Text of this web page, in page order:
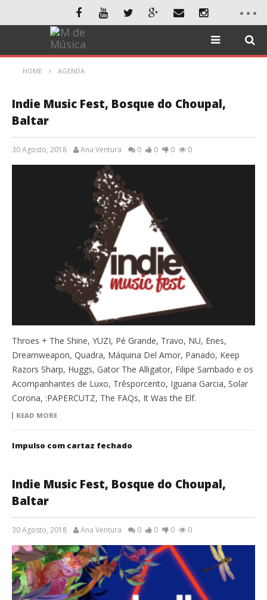
HOME AGENDA
Indie Music Fest, Bosque do Choupal,
Baltar
30 Agosto, 2018 Ana Ventura 0 0 0 0
Throes + The Shine, YUZI, Pé Grande, Travo, NU, Enes,
Dreamweapon, Quadra, Máquina Del Amor, Panado, Keep
Razors Sharp, Huggs, Gator The Alligator, Filipe Sambado e os
Acompanhantes de Luxo, Trêsporcento, Iguana Garcia, Solar
Corona, :PAPERCUTZ, The FAQs, It Was the Elf.
READ MORE
Impulso com cartaz fechado
Indie Music Fest, Bosque do Choupal,
Baltar
30 Agosto, 2018 Ana Ventura 0 0 0 0